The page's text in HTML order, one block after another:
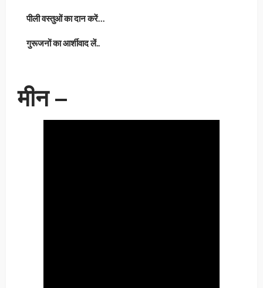
पीली वस्तुओं का दान करें…
गुरूजनों का आर्शीवाद लें..
मीन –